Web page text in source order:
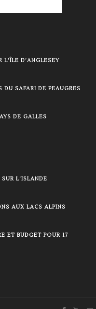
L’ÎLE D’ANGLESEY
DU SAFARI DE PEAUGRES
DE GALLES
L’ISLANDE
AUX LACS ALPINS
ET BUDGET POUR 17